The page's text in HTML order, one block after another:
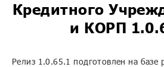
Кредитного
и КОРП
Релиз 1.0.65.1 подготовлен на базе